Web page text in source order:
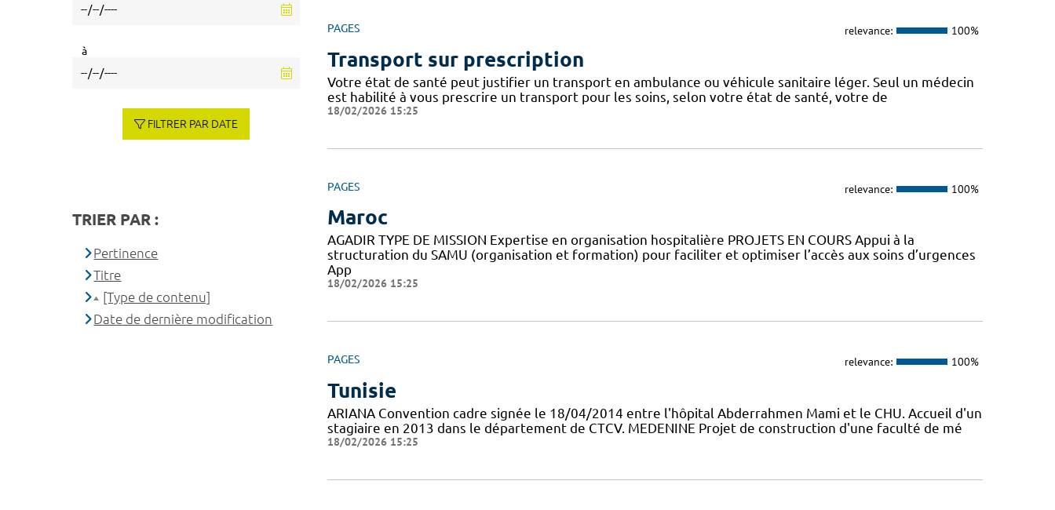
PAGES relevance: 100%
Transport sur prescription
Votre état de santé peut justifier un transport en ambulance ou véhicule sanitaire léger. Seul un médecin
est habilité à vous prescrire un transport pour les soins, selon votre état de santé, votre de
18/02/2026 15:25
PAGES relevance: 100%
Maroc
AGADIR TYPE DE MISSION Expertise en organisation hospitalière PROJETS EN COURS Appui à la
structuration du SAMU (organisation et formation) pour faciliter et optimiser l’accès aux soins d’urgences
App
18/02/2026 15:25
PAGES relevance: 100%
Tunisie
ARIANA Convention cadre signée le 18/04/2014 entre l'hôpital Abderrahmen Mami et le CHU. Accueil d'un
stagiaire en 2013 dans le département de CTCV. MEDENINE Projet de construction d'une faculté de mé
18/02/2026 15:25
à
FILTRER PAR DATE
TRIER PAR :
Pertinence
Titre
[Type de contenu]
Date de dernière modification